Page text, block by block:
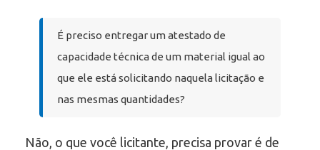
É preciso entregar um atestado de
capacidade técnica de um material igual ao
que ele está solicitando naquela licitação e
nas mesmas quantidades?
Não, o que você licitante, precisa provar é de